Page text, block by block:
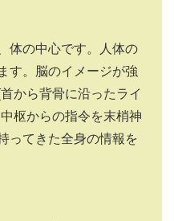
体の中心です。人体の
す。脳のイメージが強
首から背骨に沿ったライ
枢からの指令を末梢神
ってきた全身の情報を